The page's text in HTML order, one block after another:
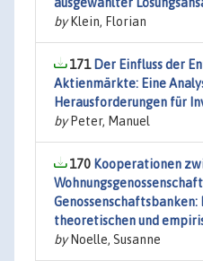
byKlein, Florian
171 Der Einfluss der
Aktienmärkte: Eine
Herausforderungen für
byPeter, Manuel
170 Kooperationen
Genossenschaftsbanken:
theoretischen und
byNoelle, Susanne